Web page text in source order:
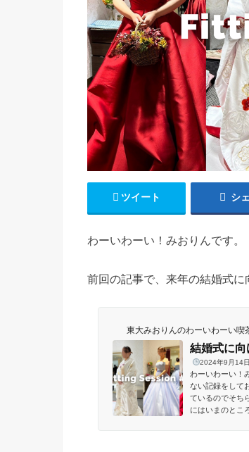
ツイート シ
わーいわーい！みおりんです。
前回の記事で、来年の結婚式に
東大みおりんのわーいわーい喫
結婚式に
2024年9月14日
わーいわーい！
ない記録をして
ているのでそち
にはいまのとこ